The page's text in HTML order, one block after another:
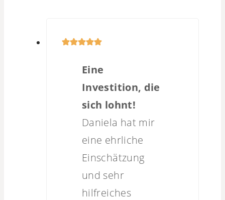
Eine
Investition, die
sich lohnt!
Daniela hat mir
eine ehrliche
Einschätzung
und sehr
hilfreiches